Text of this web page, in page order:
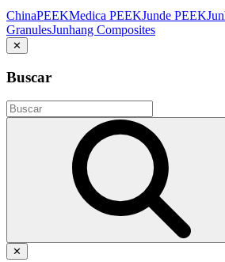
ChinaPEEKMedica PEEKJunde PEEK
GranulesJunhang Composites
✕
Buscar
✕